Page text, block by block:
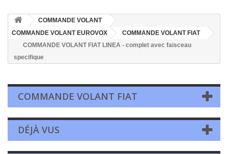
COMMANDE VOLANT
COMMANDE VOLANT EUROVOX
COMMANDE VOLANT FIAT
COMMANDE VOLANT FIAT LINEA - complet avec faisceau
specifique
COMMANDE VOLANT FIAT
DÉJÀ VUS